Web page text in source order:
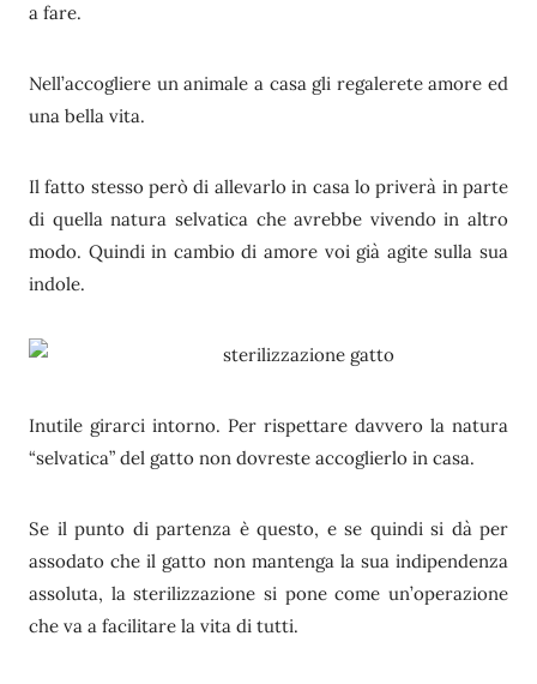
a fare.
Nell’accogliere un animale a casa gli regalerete amore ed
una bella vita.
Il fatto stesso però di allevarlo in casa lo priverà in parte
di quella natura selvatica che avrebbe vivendo in altro
modo. Quindi in cambio di amore voi già agite sulla sua
indole.
Inutile girarci intorno. Per rispettare davvero la natura
“selvatica” del gatto non dovreste accoglierlo in casa.
Se il punto di partenza è questo, e se quindi si dà per
assodato che il gatto non mantenga la sua indipendenza
assoluta, la sterilizzazione si pone come un’operazione
che va a facilitare la vita di tutti.